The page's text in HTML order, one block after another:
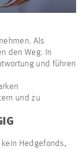
Als
den Weg. In
und führen
und zu
Hedgefonds,